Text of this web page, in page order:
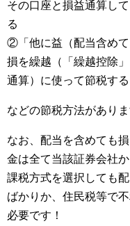
その口座と損益通算し
る
②「他に益（配当含めて
損を繰越（「繰越控除
通算）に使って節税する
などの節税方法がありま
なお、配当を含めても
金は全て当該証券会社
課税方式を選択しても
ばかりか、住民税等で
必要です！